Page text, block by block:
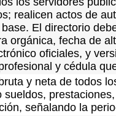
realicen actos de
El directorio
orgánica, fecha de
oficiales, y
y cédula
y neta de todos
sueldos,
señalando la